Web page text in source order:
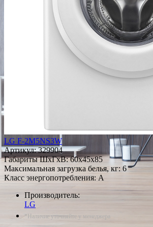
LG F-2M5NS3W
Артикул:329904
Габариты ШxГxВ: 60x45x85
Максимальная загрузка белья, кг: 6
Класс энергопотребления: A
Производитель:
LG
*Наличие уточняйте у менеджера